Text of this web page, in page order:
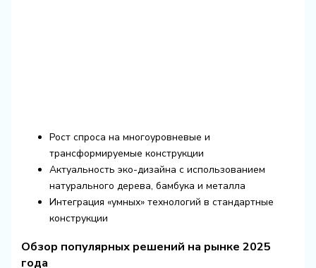
Рост спроса на многоуровневые и
трансформируемые конструкции
Актуальность эко-дизайна с использованием
натурального дерева, бамбука и металла
Интеграция «умных» технологий в стандартные
конструкции
Обзор популярных решений на рынке 2025
года